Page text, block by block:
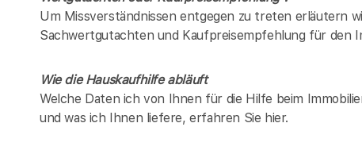
Um Missverständnissen entgegen zu treten erläutern
Sachwertgutachten und Kaufpreisempfehlung für den
Wie die Hauskaufhilfe abläuft
Welche Daten ich von Ihnen für die Hilfe beim
und was ich Ihnen liefere, erfahren Sie hier.